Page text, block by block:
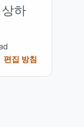
하
편집 방침